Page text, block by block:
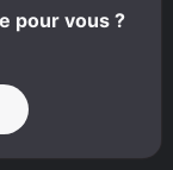
pour vous ?